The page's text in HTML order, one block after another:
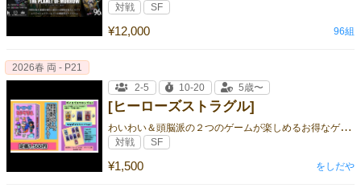
¥12,000
対戦 SF
96組
[ヒーローズストラグル]
わ
いわい＆頭脳派の２つのゲームが楽しめるお得なゲームセット！
¥1,500
2026春 両 - P21
2-5
10-20 5歳〜
対戦 SF
をしだや